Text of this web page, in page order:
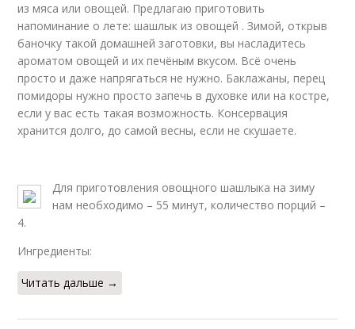
из мяса или овощей. Предлагаю приготовить
напоминание о лете: шашлык из овощей . Зимой, открыв
баночку такой домашней заготовки, вы насладитесь
ароматом овощей и их печёным вкусом. Всё очень
просто и даже напрягаться не нужно. Баклажаны, перец
помидоры нужно просто запечь в духовке или на костре,
если у вас есть такая возможность. Консервация
хранится долго, до самой весны, если не скушаете.
Для приготовления овощного шашлыка на зиму
нам необходимо – 55 минут, количество порций –
4.
Ингредиенты:
Читать дальше →